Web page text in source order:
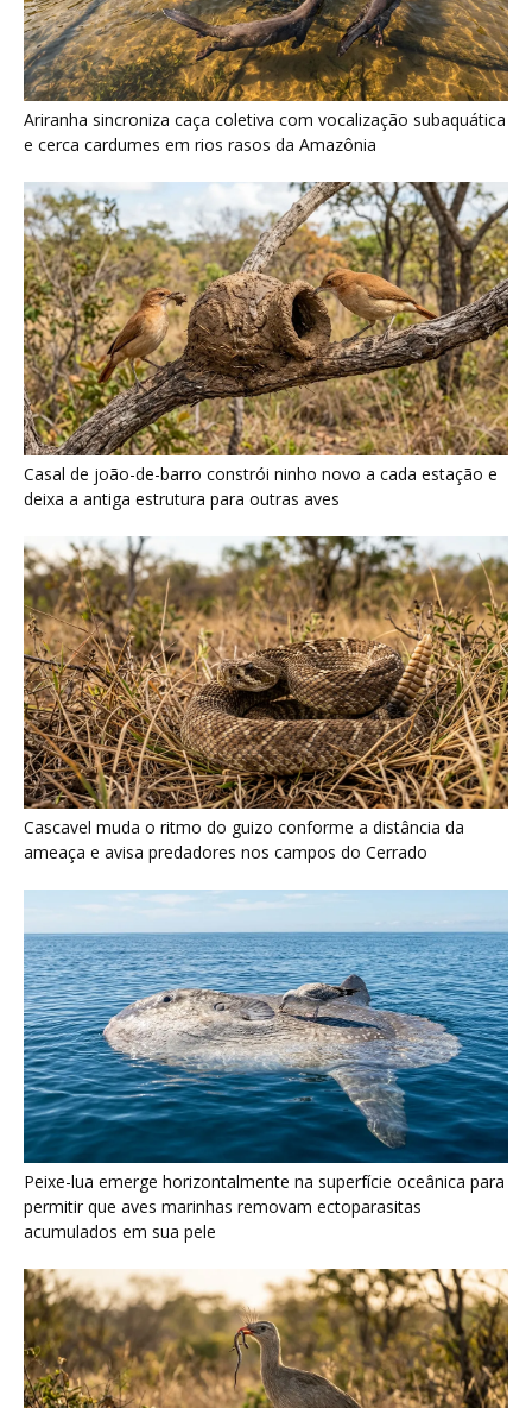
Ariranha sincroniza caça coletiva com vocalização subaquática
e cerca cardumes em rios rasos da Amazônia
Casal de joão-de-barro constrói ninho novo a cada estação e
deixa a antiga estrutura para outras aves
Cascavel muda o ritmo do guizo conforme a distância da
ameaça e avisa predadores nos campos do Cerrado
Peixe-lua emerge horizontalmente na superfície oceânica para
permitir que aves marinhas removam ectoparasitas
acumulados em sua pele